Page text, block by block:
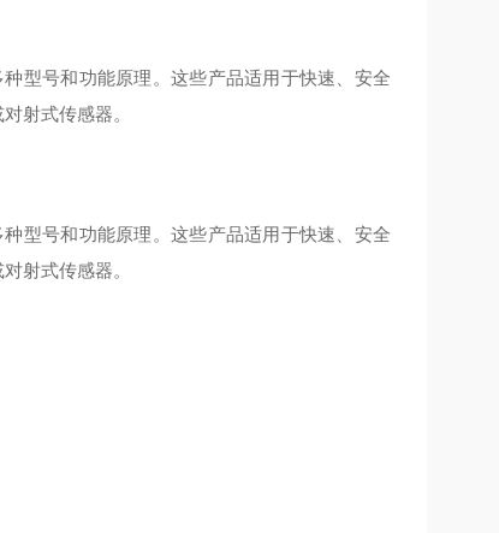
型号和功能原理。这些产品适用于快速、安全
射式传感器。
型号和功能原理。这些产品适用于快速、安全
射式传感器。